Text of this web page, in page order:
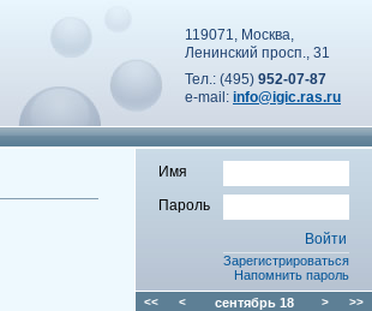
119071, Москва,
Ленинский просп., 31
Тел.: (495) 952-07-87
e-mail: info@igic.ras.ru
Имя
Пароль
Зарегистрироваться
Напомнить пароль
<< < сентябрь18 > >>